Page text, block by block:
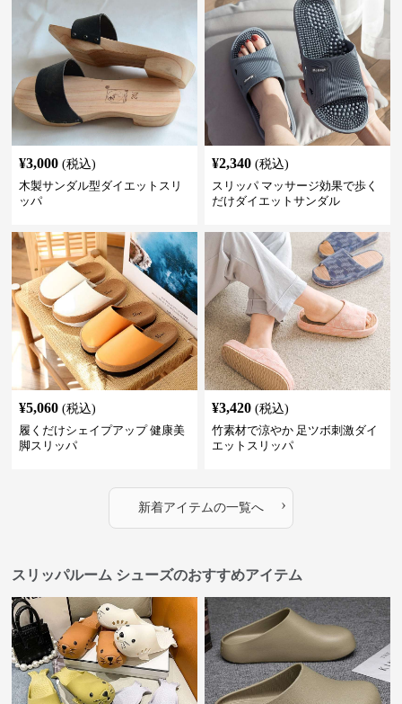
¥3,000 (税込)
木製サンダル型ダイエットスリ
ッパ
¥2,340 (税込)
スリッパ マッサージ効果で歩く
だけダイエットサンダル
¥5,060 (税込)
履くだけシェイプアップ 健康美
脚スリッパ
¥3,420 (税込)
竹素材で涼やか 足ツボ刺激ダイ
エットスリッパ
新着アイテムの一覧へ ›
スリッパルーム シューズのおすすめアイテム